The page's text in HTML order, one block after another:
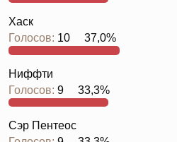
Хаск
Голосов: 10 37,0%
Ниффти
Голосов: 9 33,3%
Сэр Пентеос